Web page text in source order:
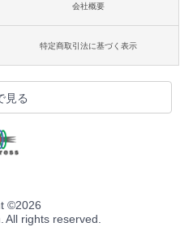
会社概要
特定商取引法に基づく表示
見る
©2026
All rights reserved.